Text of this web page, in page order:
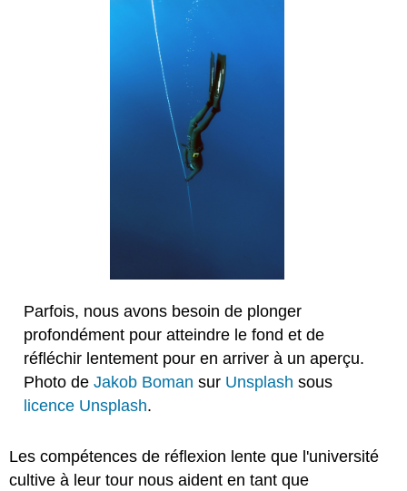
Parfois, nous avons besoin de plonger
profondément pour atteindre le fond et de
réfléchir lentement pour en arriver à un aperçu.
Photo de Jakob Boman sur Unsplash sous
licence Unsplash.
Les compétences de réflexion lente que l'université
cultive à leur tour nous aident en tant que